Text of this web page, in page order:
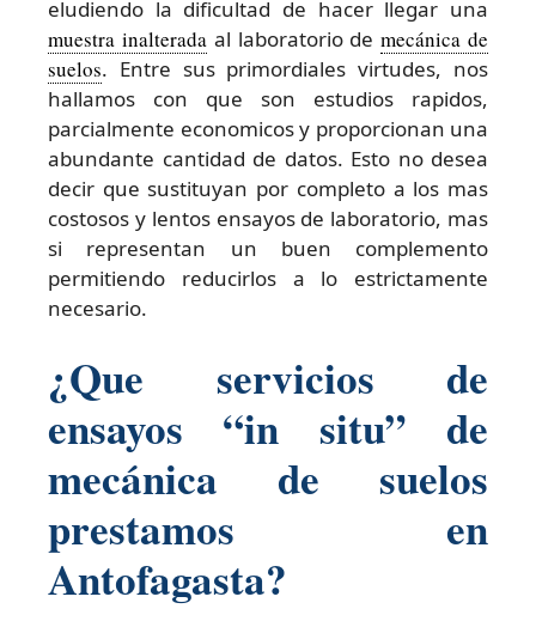
eludiendo la dificultad de hacer llegar una
muestra inalterada al laboratorio demecánica de
suelos. Entre sus primordiales virtudes, nos
hallamos con que son estudios rapidos,
parcialmente economicos y proporcionan una
abundante cantidad de datos. Esto no desea
decir que sustituyan por completo a los mas
costosos y lentos ensayos de laboratorio, mas
si representan un buen complemento
permitiendo reducirlos a lo estrictamente
necesario.
¿Que servicios de
ensayos “in situ” de
mecánica de suelos
prestamos en
Antofagasta?